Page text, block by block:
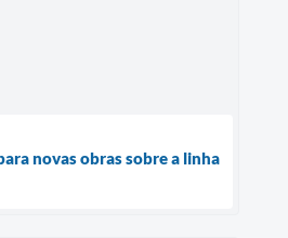
novas obras sobre a linha